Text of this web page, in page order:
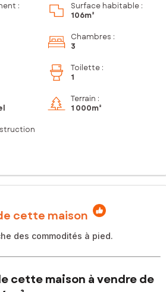
:
Surface habitable :
106m²
Chambres :
3
Toilette :
1
Terrain :
1 000m²
cette maison
des commodités à pied.
cette maison à vendre de